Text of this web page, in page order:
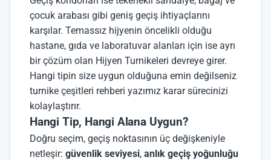
çocuk arabası gibi geniş geçiş ihtiyaçlarını
karşılar. Temassız hijyenin öncelikli olduğu
hastane, gıda ve laboratuvar alanları için ise ayrı
bir çözüm olan Hijyen Turnikeleri devreye girer.
Hangi tipin size uygun olduğuna emin değilseniz
turnike çeşitleri rehberi yazımız karar sürecinizi
kolaylaştırır.
Hangi Tip, Hangi Alana Uygun?
Doğru seçim, geçiş noktasının üç değişkeniyle
netleşir: güvenlik seviyesi, anlık geçiş yoğunluğu